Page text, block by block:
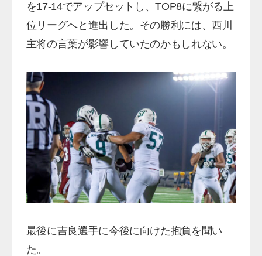
を17-14でアップセットし、TOP8に繋がる上
位リーグへと進出した。その勝利には、西川
主将の言葉が影響していたのかもしれない。
最後に吉良選手に今後に向けた抱負を聞い
た。